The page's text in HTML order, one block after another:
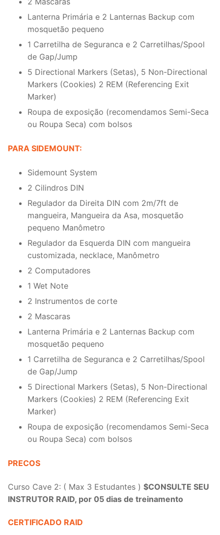
Lanterna Primária e 2 Lanternas Backup com
mosquetão pequeno
1 Carretilha de Seguranca e 2 Carretilhas/Spool
de Gap/Jump
5 Directional Markers (Setas), 5 Non-Directional
Markers (Cookies) 2 REM (Referencing Exit
Marker)
Roupa de exposição (recomendamos Semi-Seca
ou Roupa Seca) com bolsos
PARA SIDEMOUNT:
Sidemount System
2 Cilindros DIN
Regulador da Direita DIN com 2m/7ft de
mangueira, Mangueira da Asa, mosquetão
pequeno Manômetro
Regulador da Esquerda DIN com mangueira
customizada, necklace, Manômetro
2 Computadores
1 Wet Note
2 Instrumentos de corte
2 Mascaras
Lanterna Primária e 2 Lanternas Backup com
mosquetão pequeno
1 Carretilha de Seguranca e 2 Carretilhas/Spool
de Gap/Jump
5 Directional Markers (Setas), 5 Non-Directional
Markers (Cookies) 2 REM (Referencing Exit
Marker)
Roupa de exposição (recomendamos Semi-Seca
ou Roupa Seca) com bolsos
PRECOS
Curso Cave 2: ( Max 3 Estudantes ) $CONSULTE SEU
INSTRUTOR RAID, por 05 dias de treinamento
CERTIFICADO RAID